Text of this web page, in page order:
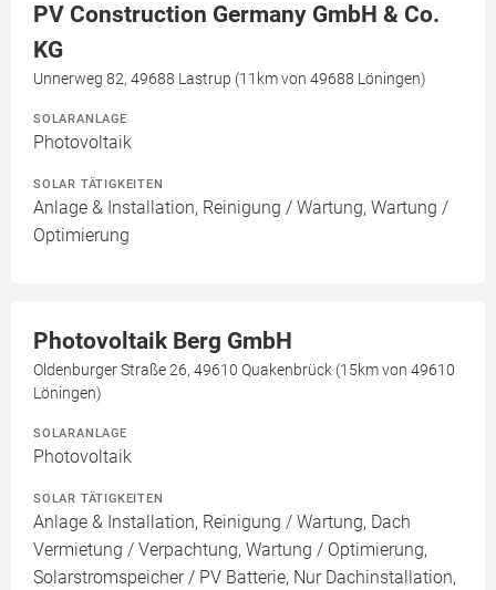
PV Construction Germany GmbH & Co.
KG
Unnerweg 82, 49688 Lastrup (11km von 49688 Löningen)
SOLARANLAGE
Photovoltaik
SOLAR TÄTIGKEITEN
Anlage & Installation, Reinigung / Wartung, Wartung /
Optimierung
Photovoltaik Berg GmbH
Oldenburger Straße 26, 49610 Quakenbrück (15km von 49610
Löningen)
SOLARANLAGE
Photovoltaik
SOLAR TÄTIGKEITEN
Anlage & Installation, Reinigung / Wartung, Dach
Vermietung / Verpachtung, Wartung / Optimierung,
Solarstromspeicher / PV Batterie, Nur Dachinstallation,